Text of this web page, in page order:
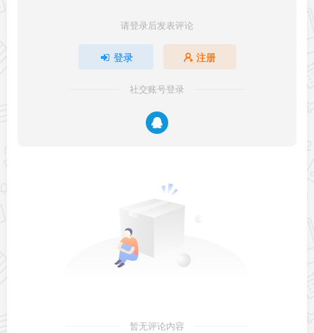
请登录后发表评论
登录 注册
社交账号登录
暂无评论内容